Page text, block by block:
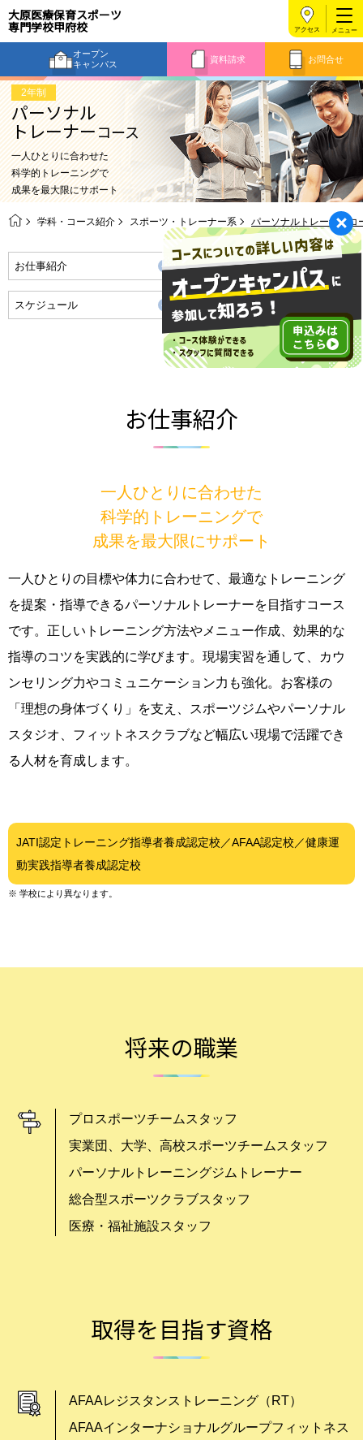
大原医療保育スポーツ
専門学校甲府校
オープン
キャンパス
資料請求 お問合せ
アクセス
2年制
パーソナル
トレーナーコース
一人ひとりに合わせた
科学的トレーニングで
成果を最大限にサポート
学科・コース紹介 スポーツ・トレーナー系 パーソナルトレーナーコ
お仕事紹介 将来の職業・資格取得
スケジュール
お仕事紹介
一人ひとりに合わせた
科学的トレーニングで
成果を最大限にサポート
一人ひとりの目標や体力に合わせて、最適なトレーニング
を提案・指導できるパーソナルトレーナーを目指すコース
です。正しいトレーニング方法やメニュー作成、効果的な
指導のコツを実践的に学びます。現場実習を通して、カウ
ンセリング力やコミュニケーション力も強化。お客様の
「理想の身体づくり」を支え、スポーツジムやパーソナル
スタジオ、フィットネスクラブなど幅広い現場で活躍でき
る人材を育成します。
JATI認定トレーニング指導者養成認定校／AFAA認定校／健康運
動実践指導者養成認定校
※ 学校により異なります。
将来の職業
プロスポーツチームスタッフ
実業団、大学、高校スポーツチームスタッフ
パーソナルトレーニングジムトレーナー
総合型スポーツクラブスタッフ
医療・福祉施設スタッフ
取得を目指す資格
AFAAレジスタンストレーニング（RT）
AFAAインターナショナルグループフィットネス